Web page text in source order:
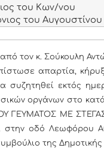
του Κων/νου
του Αυγουστίνου
τον κ. Σούκουλη
απαρτία,
εκτός
οργάνων στο
ΓΕΥΜΑΤΟΣ ΜΕ
στην οδό Λεωφόρου
της Δημοτικής